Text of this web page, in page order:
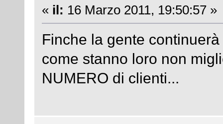
« il: 16 Marzo 2011, 19:50:57 »
Finche la gente
come stanno loro non
NUMERO di clienti...